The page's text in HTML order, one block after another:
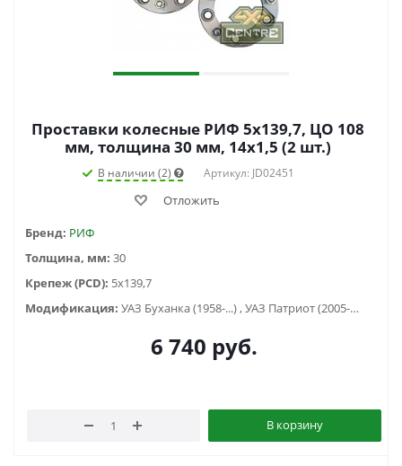
Проставки колесные РИФ 5x139,7, ЦО 108
мм, толщина 30 мм, 14x1,5 (2 шт.)
В наличии (2) Артикул: JD02451
Отложить
Бренд: РИФ
Толщина, мм: 30
Крепеж (PCD): 5x139,7
Модификация:
УАЗ Буханка (1958-...) , УАЗ Патриот (2005-2015), УАЗ Хантер (2003-...), УАЗ-3151
6 740 руб.
В корзину